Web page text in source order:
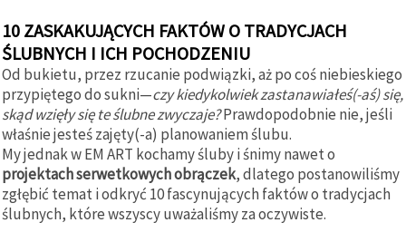
10 ZASKAKUJĄCYCH FAKTÓW O TRADYCJACH
ŚLUBNYCH I ICH POCHODZENIU
Od bukietu, przez rzucanie podwiązki, aż po coś niebieskiego
przypiętego do sukni—czy kiedykolwiek zastanawiałeś(-aś) się,
skąd wzięły się te ślubne zwyczaje?Prawdopodobnie nie, jeśli
właśnie jesteś zajęty(-a) planowaniem ślubu.
My jednak w EM ART kochamy śluby i śnimy nawet o
projektach serwetkowych obrączek, dlatego postanowiliśmy
zgłębić temat i odkryć 10 fascynujących faktów o tradycjach
ślubnych, które wszyscy uważaliśmy za oczywiste.